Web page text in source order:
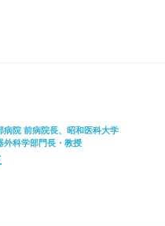
病院 前病院長、昭和医科大学
外科学部門長・教授